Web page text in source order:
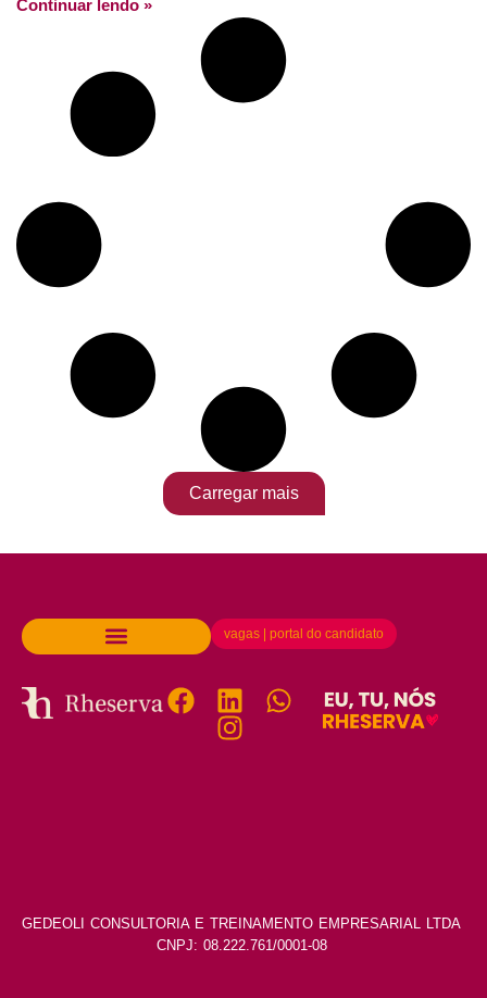
Continuar lendo »
Carregar mais
vagas | portal do candidato
GEDEOLI CONSULTORIA E TREINAMENTO EMPRESARIAL LTDA
CNPJ: 08.222.761/0001-08